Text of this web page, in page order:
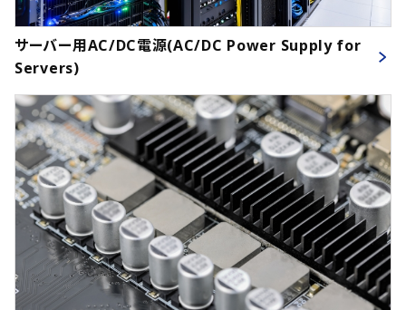
サーバー用AC/DC電源(AC/DC Power Supply for
Servers)